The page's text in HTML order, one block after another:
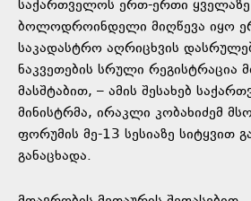
საქართველოს ერთ-ერთი ყველაზე
ბოლოდროინდელი მიღწევა იყო
საკადასტრო აღრიცხვის
ნაკვეთების სრული რეგისტრაცია
მასშტაბით, – ამის შესახებ
მინისტრმა, ირაკლი კობახიძემ
ფორუმის მე-13 სესიაზე სიტყვით
განაცხადა.